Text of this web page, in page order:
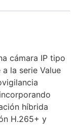
cámara IP tipo
la serie Value
híbrida
H.265+ y